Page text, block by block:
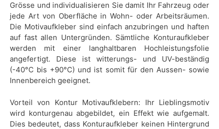
Grösse und individualisieren Sie damit Ihr Fahrzeug oder
jede Art von Oberfläche in Wohn- oder Arbeitsräumen.
Die Motivaufkleber sind einfach anzubringen und haften
auf fast allen Untergründen. Sämtliche Konturaufkleber
werden mit einer langhaltbaren Hochleistungsfolie
angefertigt. Diese ist witterungs- und UV-beständig
(-40°C bis +90°C) und ist somit für den Aussen- sowie
Innenbereich geeignet.
Vorteil von Kontur Motivaufklebern: Ihr Lieblingsmotiv
wird konturgenau abgebildet, ein Effekt wie aufgemalt.
Dies bedeutet, dass Konturaufkleber keinen Hintergrund